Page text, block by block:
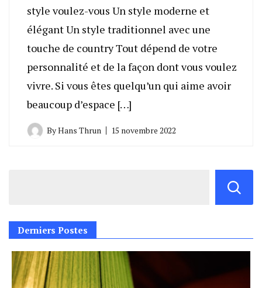
style voulez-vous Un style moderne et
élégant Un style traditionnel avec une
touche de country Tout dépend de votre
personnalité et de la façon dont vous voulez
vivre. Si vous êtes quelqu’un qui aime avoir
beaucoup d’espace […]
ByHans Thrun 15 novembre 2022
Derniers Postes